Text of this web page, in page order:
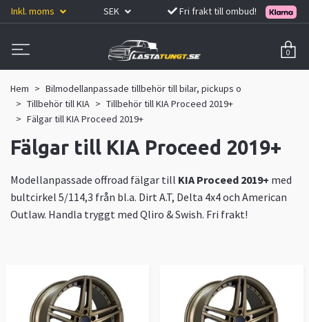
Inkl. moms SEK Fri frakt till ombud!
0
Hem
Bilmodellanpassade tillbehör till bilar, pickups o
Tillbehör till KIA
Tillbehör till KIA Proceed 2019+
Fälgar till KIA Proceed 2019+
Fälgar till KIA Proceed 2019+
Modellanpassade offroad fälgar till KIA Proceed 2019+ med
bultcirkel 5/114,3 från bl.a. Dirt A.T, Delta 4x4 och American
Outlaw. Handla tryggt med Qliro & Swish. Fri frakt!